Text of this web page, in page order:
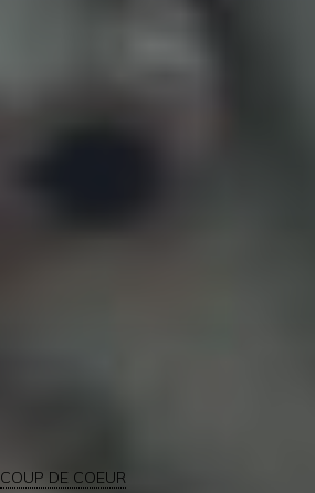
COUP DE COEUR